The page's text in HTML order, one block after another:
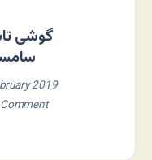
گوشی
2019